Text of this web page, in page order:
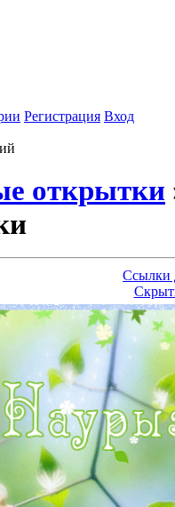
Регистрация Вход
открытки
Ссылки